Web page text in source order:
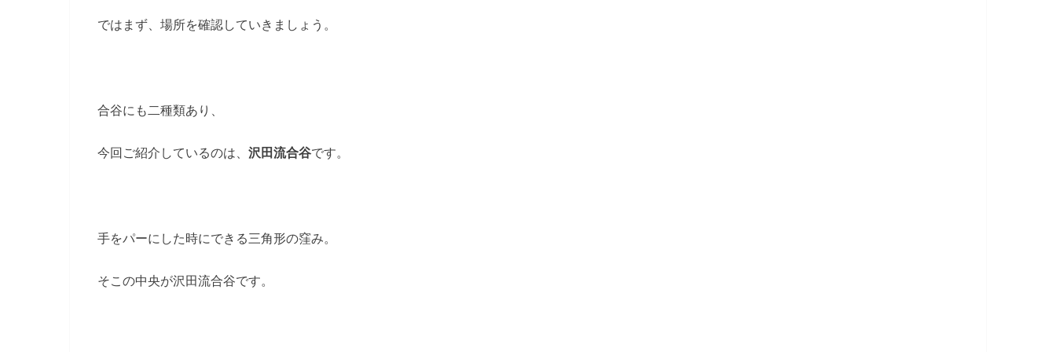
ではまず、場所を確認していきましょう。
合谷にも二種類あり、
今回ご紹介しているのは、 沢田流合谷です。
手をパーにした時にできる三角形の窪み。
そこの中央が沢田流合谷です。